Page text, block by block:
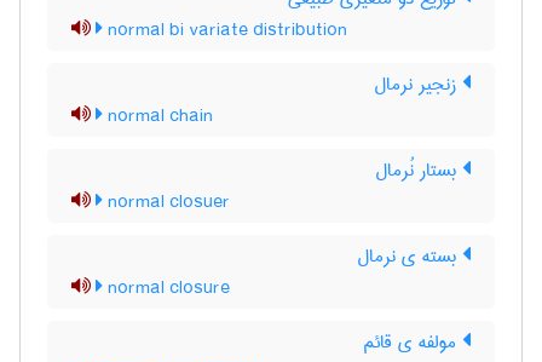
normal bi variate distribution
زنجیر نرمال
normal chain
بستار نُرمال
normal closuer
بسته ی نرمال
normal closure
مولفه ی قائم